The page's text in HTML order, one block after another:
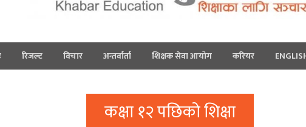
रिजल्ट विचार अन्तर्वार्ता शिक्षक सेवा आयोग करियर
कक्षा १२ पछिको शिक्षा